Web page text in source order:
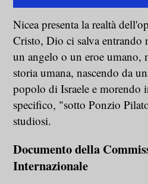
Nicea presenta la realtà
Cristo, Dio ci salva entrando
un angelo o un eroe umano,
storia umana, nascendo da
popolo di Israele e morendo
specifico, "sotto Ponzio
studiosi.
Documento della
Internazionale